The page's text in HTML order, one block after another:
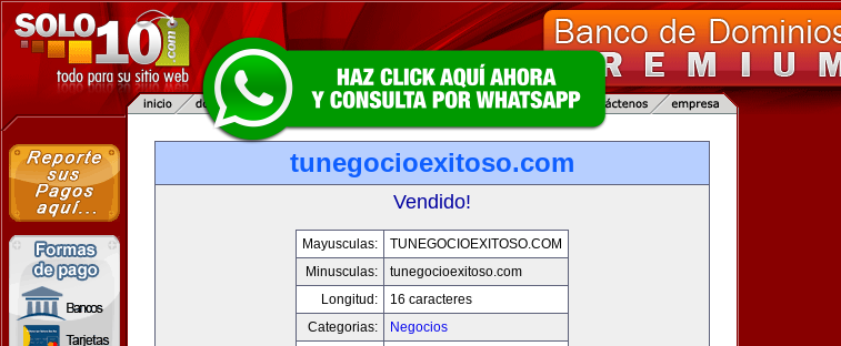
tunegocioexitoso.com
Vendido!
Mayusculas:
TUNEGOCIOEXITOSO.COM
Minusculas:
tunegocioexitoso.com
Longitud:
16 caracteres
Categorias:
Negocios